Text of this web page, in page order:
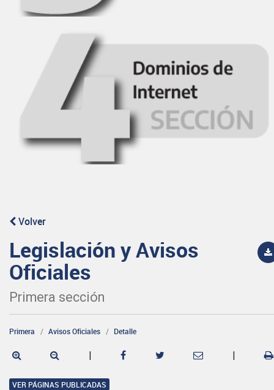
Volver
Legislación y Avisos
Oficiales
Primera sección
Primera Avisos Oficiales Detalle
| |
VER PÁGINAS PUBLICADAS